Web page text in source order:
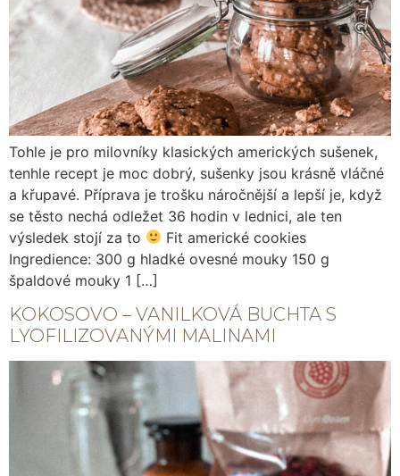
Tohle je pro milovníky klasických amerických sušenek,
tenhle recept je moc dobrý, sušenky jsou krásně vláčné
a křupavé. Příprava je trošku náročnější a lepší je, když
se těsto nechá odležet 36 hodin v lednici, ale ten
výsledek stojí za to
Fit americké cookies
Ingredience: 300 g hladké ovesné mouky 150 g
špaldové mouky 1 […]
KOKOSOVO – VANILKOVÁ BUCHTA S
LYOFILIZOVANÝMI MALINAMI